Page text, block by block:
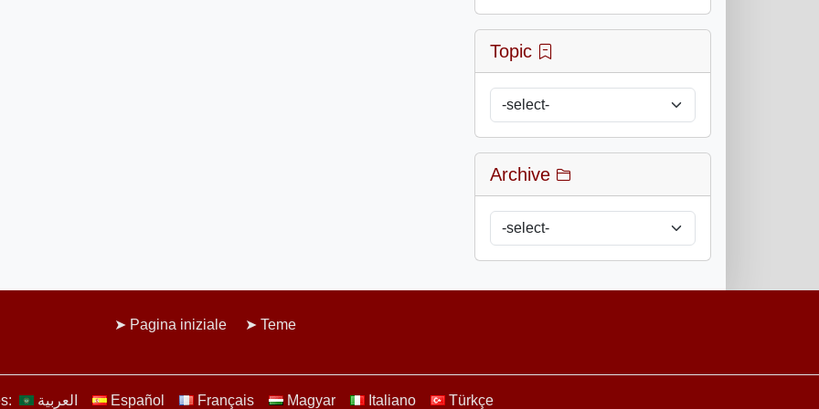
Topic
Archive
Pagina iniziale Teme
العربية Español Français Magyar Italiano Türkçe